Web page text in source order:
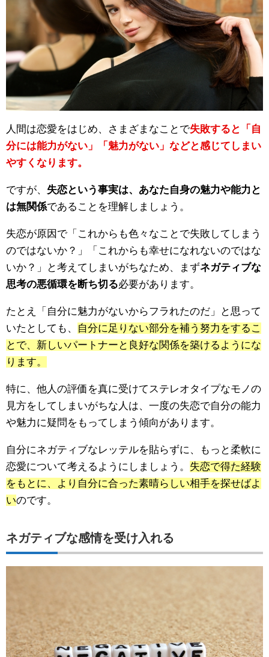
人間は恋愛をはじめ、さまざまなことで失敗すると「自
分には能力がない」「魅力がない」などと感じてしまい
やすくなります。
ですが、 失恋という事実は、あなた自身の魅力や能力と
は無関係であることを理解しましょう。
失恋が原因で「これからも色々なことで失敗してしまう
のではないか？」「これからも幸せになれないのではな
いか？」と考えてしまいがちなため、まずネガティブな
思考の悪循環を断ち切る必要があります。
たとえ「自分に魅力がないからフラれたのだ」と思って
いたとしても、
自分に足りない部分を補う努力をするこ
とで、新しいパートナーと良好な関係を築けるようにな
ります。
特に、他人の評価を真に受けてステレオタイプなモノの
見方をしてしまいがちな人は、一度の失恋で自分の能力
や魅力に疑問をもってしまう傾向があります。
自分にネガティブなレッテルを貼らずに、もっと柔軟に
恋愛について考えるようにしましょう。 失恋で得た経験
をもとに、より自分に合った素晴らしい相手を探せばよ
いのです。
ネガティブな感情を受け入れる